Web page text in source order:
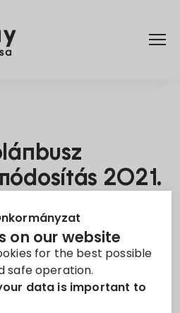
on our website
for the best possible
safe operation.
data is important to
2021.
available in Magyar